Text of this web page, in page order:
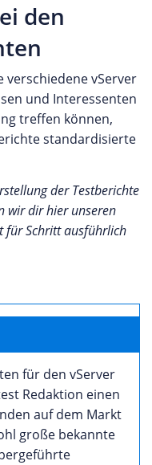
den
verschiedene vServer
und Interessenten
treffen können,
standardisierte
der Testberichte
wir dir hier unseren
für Schritt ausführlich
für den vServer
Redaktion einen
auf dem Markt
große bekannte